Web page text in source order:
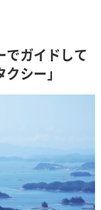
でガイドして
シー」